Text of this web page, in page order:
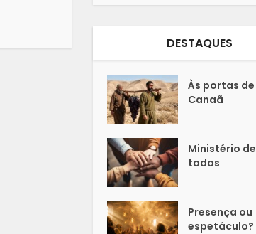
DESTAQUES
Às portas de
Canaã
Ministério de
todos
Presença ou
espetáculo?